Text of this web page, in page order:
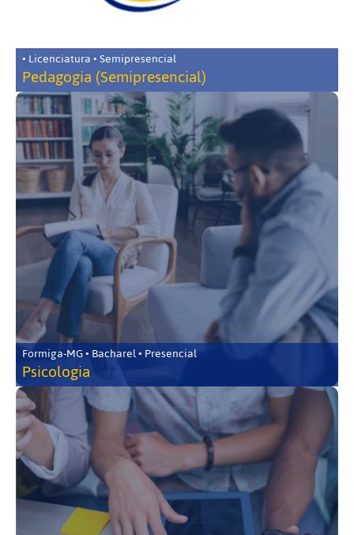
• Licenciatura • Semipresencial
Pedagogia (Semipresencial)
Formiga-MG • Bacharel • Presencial
Psicologia